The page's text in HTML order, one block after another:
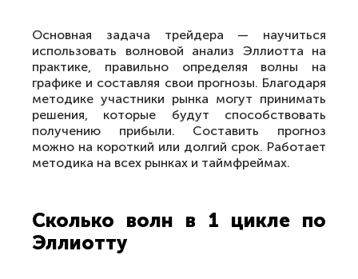
Основная задача трейдера — научиться
использовать волновой анализ Эллиотта на
практике, правильно определяя волны на
графике и составляя свои прогнозы. Благодаря
методике участники рынка могут принимать
решения, которые будут способствовать
получению прибыли. Составить прогноз
можно на короткий или долгий срок. Работает
методика на всех рынках и таймфреймах.
Сколько волн в 1 цикле по
Эллиотту